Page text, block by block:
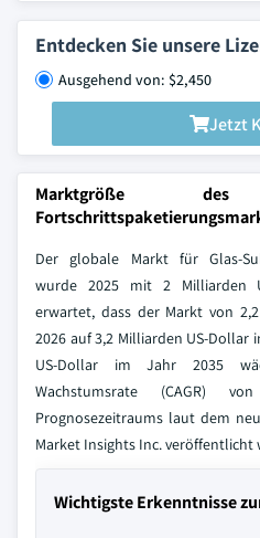
Entdecken Sie unsere
Ausgehend von: $2,450
Jetzt
Marktgröße des
Der globale Markt für Glas-
wurde 2025 mit 2 Milliarden
erwartet, dass der Markt von
2026 auf 3,2 Milliarden US-Dollar
US-Dollar im Jahr 2035
Wachstumsrate (CAGR)
Prognosezeitraums laut dem
Market Insights Inc. veröffentlicht
Wichtigste Erkenntnisse